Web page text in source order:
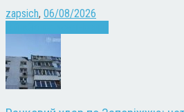
zapsich, 06/08/2026